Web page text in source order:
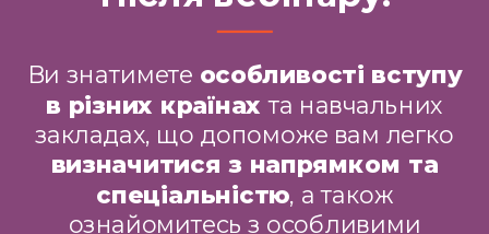
Ви знатимете особливості вступу
в різних країнахта навчальних
закладах, що допоможе вам легко
визначитися з напрямком та
спеціальністю, а також
ознайомитесь з особливими